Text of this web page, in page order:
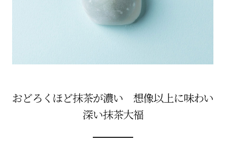
おどろくほど抹茶が濃い 想像以上に味わい
深い抹茶大福